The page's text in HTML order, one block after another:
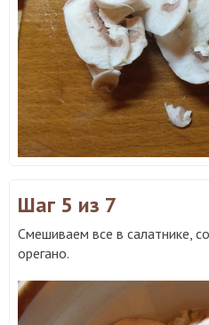
Шаг 5 из 7
Смешиваем все в салатнике,
орегано.